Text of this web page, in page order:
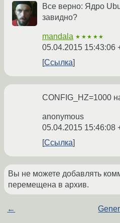
Все верно: Ядро
завидно?
mandala ★★★★★
05.04.2015 15:43:06
Ссылка
CONFIG_HZ=1000
anonymous
05.04.2015 15:46:08
Ссылка
Вы не можете добавлять
перемещена в архив.
←